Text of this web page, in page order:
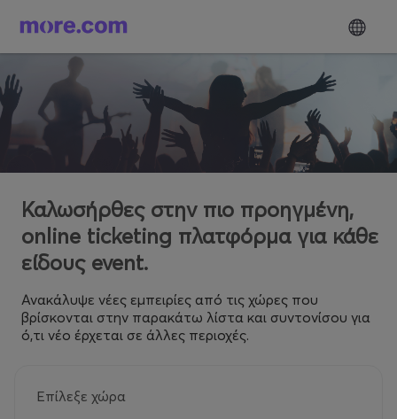
Καλωσήρθες στην πιο προηγμένη,
online ticketing πλατφόρμα για κάθε
είδους event.
Ανακάλυψε νέες εμπειρίες από τις χώρες που
βρίσκονται στην παρακάτω λίστα και συντονίσου για
ό,τι νέο έρχεται σε άλλες περιοχές.
Επίλεξε χώρα